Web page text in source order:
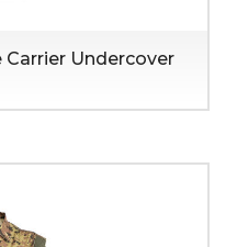
Undercover